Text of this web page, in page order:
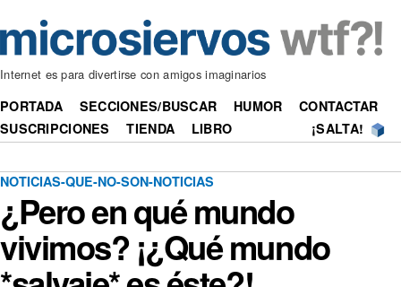
Internet es para divertirse con amigos imaginarios
PORTADA SECCIONES/BUSCAR HUMOR
CONTACTAR
SUSCRIPCIONES
TIENDA LIBRO ¡SALTA!
NOTICIAS-QUE-NO-SON-NOTICIAS
¿Pero en qué mundo
vivimos? ¡¿Qué mundo